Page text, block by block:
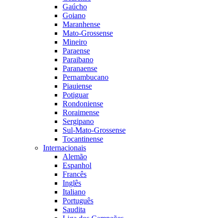
Gaúcho
Goiano
Maranhense
Mato-Grossense
Mineiro
Paraense
Paraibano
Paranaense
Pernambucano
Piauiense
Potiguar
Rondoniense
Roraimense
Sergipano
Sul-Mato-Grossense
Tocantinense
Internacionais
Alemão
Espanhol
Francês
Inglês
Italiano
Português
Saudita